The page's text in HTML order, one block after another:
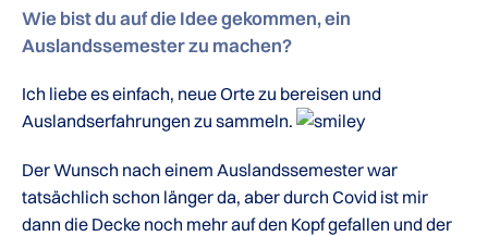
Wie bist du auf die Idee gekommen, ein
Auslandssemester zu machen?
Ich liebe es einfach, neue Orte zu bereisen und
Auslandserfahrungen zu sammeln.
Der Wunsch nach einem Auslandssemester war
tatsächlich schon länger da, aber durch Covid ist mir
dann die Decke noch mehr auf den Kopf gefallen und der